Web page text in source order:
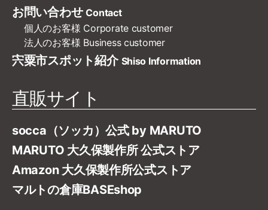
お問い合わせ Contact
個人のお客様 Corporate customer
法人のお客様 Business customer
宍粟市スポット紹介 Shiso Information
直販サイト
socca（ソッカ）公式 by MARUTO
MARUTO 大久保製作所 公式ストア
Amazon 大久保製作所公式ストア
マルトの倉庫BASEshop